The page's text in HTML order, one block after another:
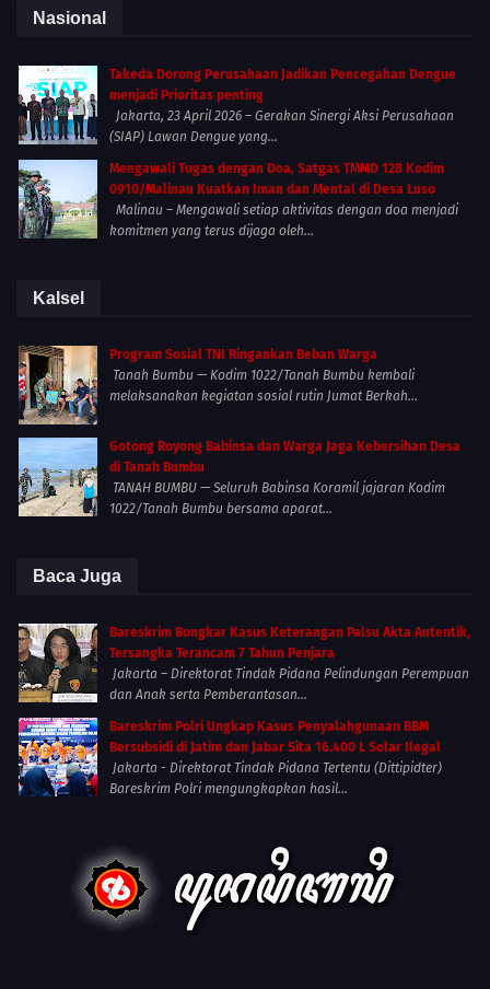
Nasional
Takeda Dorong Perusahaan Jadikan Pencegahan Dengue
menjadi Prioritas penting
Jakarta, 23 April 2026 – Gerakan Sinergi Aksi Perusahaan
(SIAP) Lawan Dengue yang...
Mengawali Tugas dengan Doa, Satgas TMMD 128 Kodim
0910/Malinau Kuatkan Iman dan Mental di Desa Luso
Malinau – Mengawali setiap aktivitas dengan doa menjadi
komitmen yang terus dijaga oleh...
Kalsel
Program Sosial TNI Ringankan Beban Warga
Tanah Bumbu — Kodim 1022/Tanah Bumbu kembali
melaksanakan kegiatan sosial rutin Jumat Berkah...
Gotong Royong Babinsa dan Warga Jaga Kebersihan Desa
di Tanah Bumbu
TANAH BUMBU — Seluruh Babinsa Koramil jajaran Kodim
1022/Tanah Bumbu bersama aparat...
Baca Juga
Bareskrim Bongkar Kasus Keterangan Palsu Akta Autentik,
Tersangka Terancam 7 Tahun Penjara
Jakarta – Direktorat Tindak Pidana Pelindungan Perempuan
dan Anak serta Pemberantasan...
Bareskrim Polri Ungkap Kasus Penyalahgunaan BBM
Bersubsidi di Jatim dan Jabar Sita 16.400 L Solar Ilegal
Jakarta - Direktorat Tindak Pidana Tertentu (Dittipidter)
Bareskrim Polri mengungkapkan hasil...